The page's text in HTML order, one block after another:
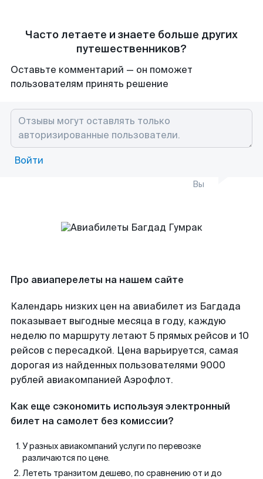
Часто летаете и знаете больше других
путешественников?
Оставьте комментарий — он поможет
пользователям принять решение
Войти
Вы
Про авиаперелеты на нашем сайте
Календарь низких цен на авиабилет из Багдада
показывает выгодные месяца в году, каждую
неделю по маршруту летают 5 прямых рейсов и 10
рейсов с пересадкой. Цена варьируется, самая
дорогая из найденных пользователями 9000
рублей авиакомпанией Аэрофлот.
Как еще сэкономить используя электронный
билет на самолет без комиссии?
У разных авиакомпаний услуги по перевозке
различаются по цене.
Лететь транзитом дешево, по сравнению от и до